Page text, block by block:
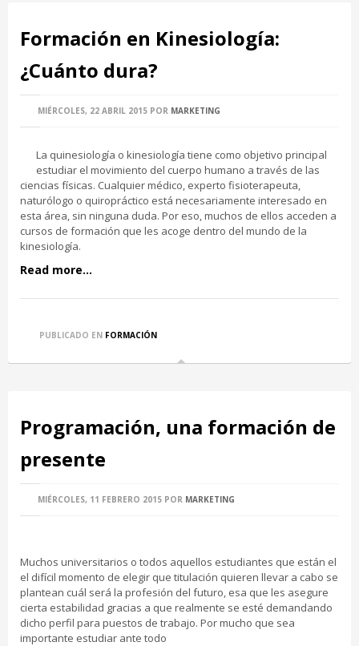
Formación en Kinesiología:
¿Cuánto dura?
MIÉRCOLES, 22 ABRIL 2015 POR MARKETING
La quinesiología o kinesiología tiene como objetivo principal
estudiar el movimiento del cuerpo humano a través de las
ciencias físicas. Cualquier médico, experto fisioterapeuta,
naturólogo o quiropráctico está necesariamente interesado en
esta área, sin ninguna duda. Por eso, muchos de ellos acceden a
cursos de formación que les acoge dentro del mundo de la
kinesiología.
Read more...
PUBLICADO EN FORMACIÓN
Programación, una formación de
presente
MIÉRCOLES, 11 FEBRERO 2015 POR MARKETING
Muchos universitarios o todos aquellos estudiantes que están el
el difícil momento de elegir que titulación quieren llevar a cabo se
plantean cuál será la profesión del futuro, esa que les asegure
cierta estabilidad gracias a que realmente se esté demandando
dicho perfil para puestos de trabajo. Por mucho que sea
importante estudiar ante todo